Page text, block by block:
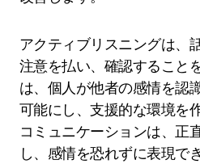
アクティブリスニングは、
注意を払い、確認すること
は、個人が他者の感情を認
可能にし、支援的な環境を
コミュニケーションは、正
し、感情を恐れずに表現で